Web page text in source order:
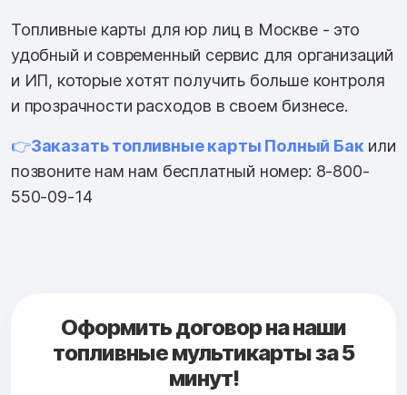
Топливные карты для юр лиц в Москве - это
удобный и современный сервис для организаций
и ИП, которые хотят получить больше контроля
и прозрачности расходов в своем бизнесе.
👉Заказать топливные карты Полный Бак или
позвоните нам нам бесплатный номер: 8-800-
550-09-14
Оформить договор на наши
топливные мультикарты за 5
минут!